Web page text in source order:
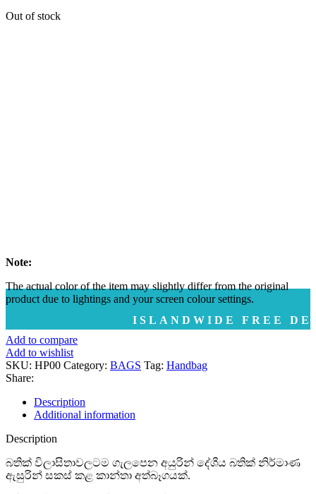
Out of stock
Note:
The actual color of the item may slightly differ from the original
product due to lightings and your screen colour settings.
ISLANDWIDE FREE
Add to compare
Add to wishlist
SKU: HP00 Category: BAGS Tag: Handbag
Share:
Description
Additional information
Description
බතික් විලාසිතාවලටම ගැලපෙන අයුරින් දේශීය බතික් නිර්මාණ
ඇසුරින් සකස් කළ කාන්තා අත්බෑගයක්.